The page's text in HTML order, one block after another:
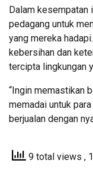
Dalam kesempatan
pedagang untuk
yang mereka
kebersihan dan
tercipta lingkungan
“Ingin memastikan
memadai untuk
berjualan dengan
9 total views ,